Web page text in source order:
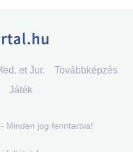
et Jur.
Továbbképzés
Játék
Minden jog fenntartva!